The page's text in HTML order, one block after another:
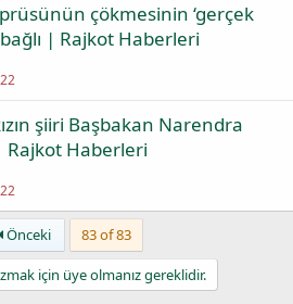
çökmesinin ‘gerçek
bağlı | Rajkot Haberleri
şiiri Başbakan Narendra
Rajkot Haberleri
Önceki 83 of 83
için üye olmanız gereklidir.